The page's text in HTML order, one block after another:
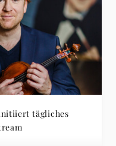
tägliches